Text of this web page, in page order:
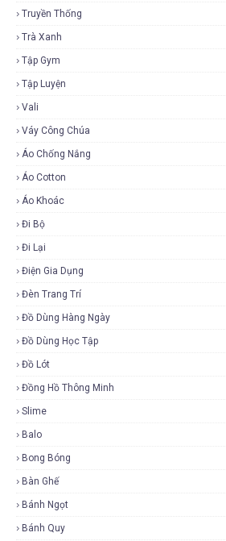
Truyền Thống
Trà Xanh
Tập Gym
Tập Luyện
Vali
Váy Công Chúa
Áo Chống Nắng
Áo Cotton
Áo Khoác
Đi Bộ
Đi Lại
Điện Gia Dụng
Đèn Trang Trí
Đồ Dùng Hàng Ngày
Đồ Dùng Học Tập
Đồ Lót
Đồng Hồ Thông Minh
Slime
Balo
Bong Bóng
Bàn Ghế
Bánh Ngọt
Bánh Quy